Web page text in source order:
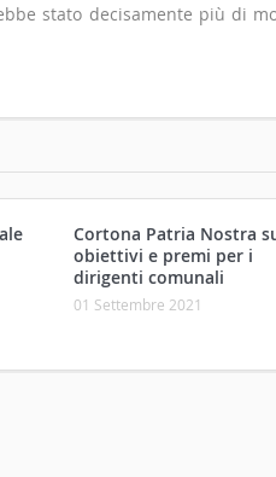
stato decisamente più di
Cortona Patria Nostra
obiettivi e premi per i
dirigenti comunali
01 Settembre 2021